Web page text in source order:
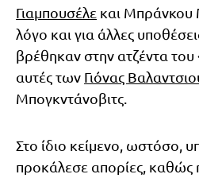
Γιαμπουσέλε και Μπράνκου
λόγο και για άλλες
βρέθηκαν στην ατζέντα
αυτές των Γιόνας
Μπογκντάνοβιτς.
Στο ίδιο κείμενο, ωστόσο,
προκάλεσε απορίες, καθώς